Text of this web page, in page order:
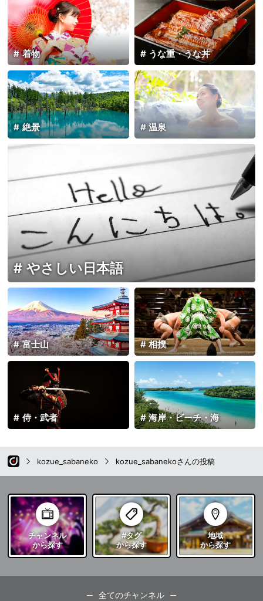
着物 うな重・うな丼
絶景 温泉
やさしい日本語
相撲
富士山
海岸・ビーチ・海
侍・武者
kozue_sabaneko kozue_sabanekoさんの投稿
チャンネル
から探す
#タグ
から探す
地域
から探す
全てのチャンネル